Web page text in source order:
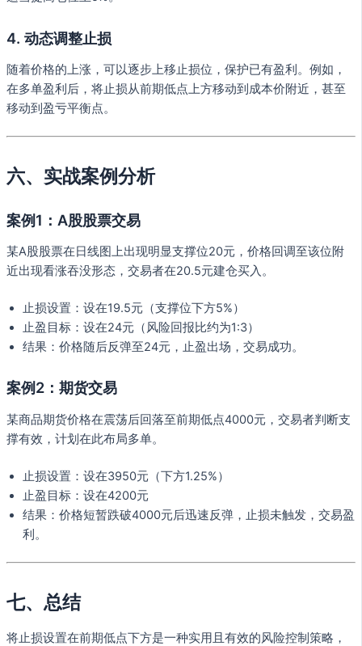
4. 动态调整止损
随着价格的上涨，可以逐步上移止损位，保护已有盈利。例如，
在多单盈利后，将止损从前期低点上方移动到成本价附近，甚至
移动到盈亏平衡点。
六、实战案例分析
案例1：A股股票交易
某A股股票在日线图上出现明显支撑位20元，价格回调至该位附
近出现看涨吞没形态，交易者在20.5元建仓买入。
止损设置：设在19.5元（支撑位下方5%）
止盈目标：设在24元（风险回报比约为1:3）
结果：价格随后反弹至24元，止盈出场，交易成功。
案例2：期货交易
某商品期货价格在震荡后回落至前期低点4000元，交易者判断支
撑有效，计划在此布局多单。
止损设置：设在3950元（下方1.25%）
止盈目标：设在4200元
结果：价格短暂跌破4000元后迅速反弹，止损未触发，交易盈
利。
七、总结
将止损设置在前期低点下方是一种实用且有效的风险控制策略，